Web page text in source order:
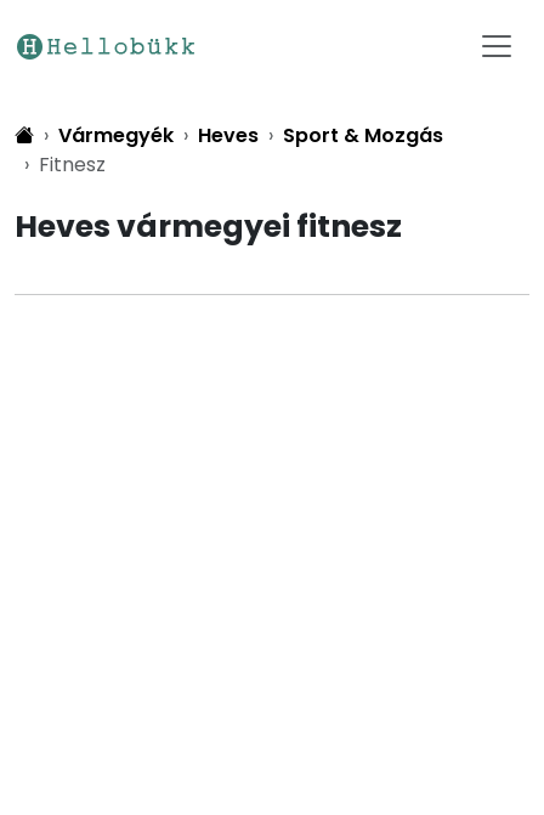
Vármegyék Heves
Sport & Mozgás
Fitnesz
Heves vármegyei fitnesz